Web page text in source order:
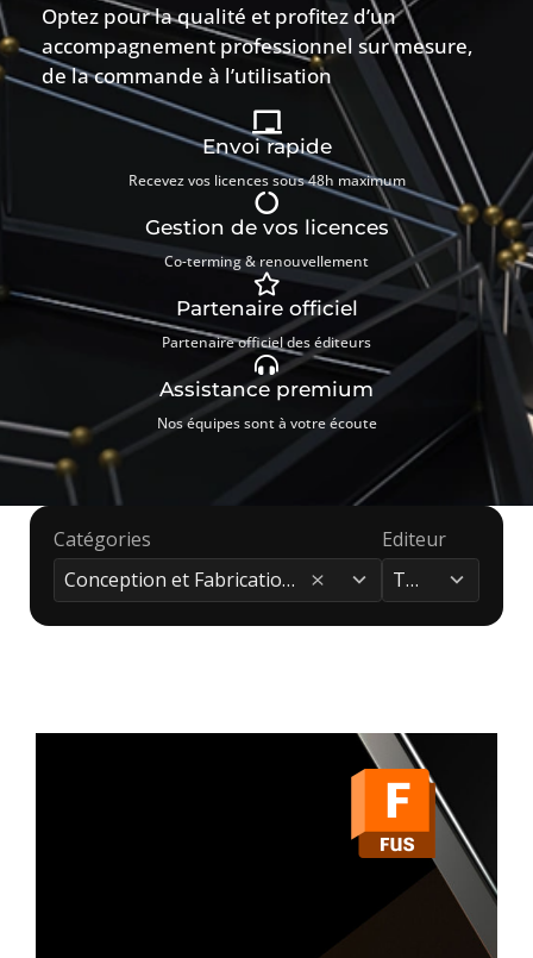
Optez pour la qualité et profitez d’un
accompagnement professionnel sur mesure,
de la commande à l’utilisation
Envoi rapide
Recevez vos licences sous 48h maximum
Gestion de vos licences
Co-terming & renouvellement
Partenaire officiel
Partenaire officiel des éditeurs
Assistance premium
Nos équipes sont à votre écoute
Catégories
Conception et Fabrication
(11)
4
results
available
Editeur
Tous
4
results
available